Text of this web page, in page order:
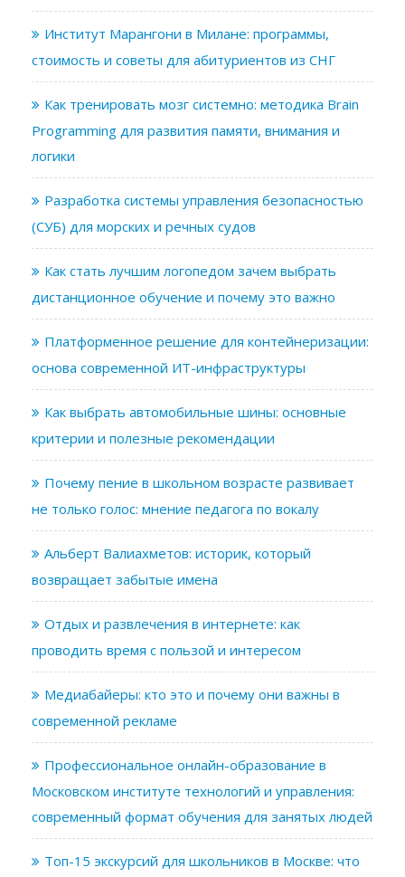
Институт Марангони в Милане: программы,
стоимость и советы для абитуриентов из СНГ
Как тренировать мозг системно: методика Brain
Programming для развития памяти, внимания и
логики
Разработка системы управления безопасностью
(СУБ) для морских и речных судов
Как стать лучшим логопедом зачем выбрать
дистанционное обучение и почему это важно
Платформенное решение для контейнеризации:
основа современной ИТ-инфраструктуры
Как выбрать автомобильные шины: основные
критерии и полезные рекомендации
Почему пение в школьном возрасте развивает
не только голос: мнение педагога по вокалу
Альберт Валиахметов: историк, который
возвращает забытые имена
Отдых и развлечения в интернете: как
проводить время с пользой и интересом
Медиабайеры: кто это и почему они важны в
современной рекламе
Профессиональное онлайн-образование в
Московском институте технологий и управления:
современный формат обучения для занятых людей
Топ-15 экскурсий для школьников в Москве: что